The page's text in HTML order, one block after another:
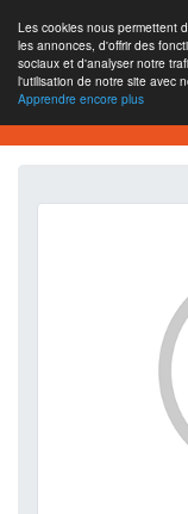
Les cookies nous permettent
les annonces, d'offrir des
sociaux et d'analyser notre
l'utilisation de notre site avec
Apprendre encore plus
SEO Analytics